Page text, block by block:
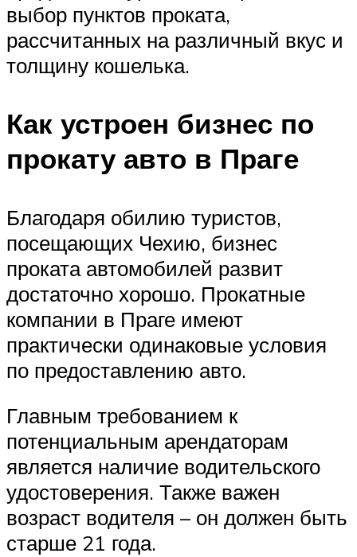
выбор пунктов проката,
рассчитанных на различный вкус и
толщину кошелька.
Как устроен бизнес по
прокату авто в Праге
Благодаря обилию туристов,
посещающих Чехию, бизнес
проката автомобилей развит
достаточно хорошо. Прокатные
компании в Праге имеют
практически одинаковые условия
по предоставлению авто.
Главным требованием к
потенциальным арендаторам
является наличие водительского
удостоверения. Также важен
возраст водителя – он должен быть
старше 21 года.